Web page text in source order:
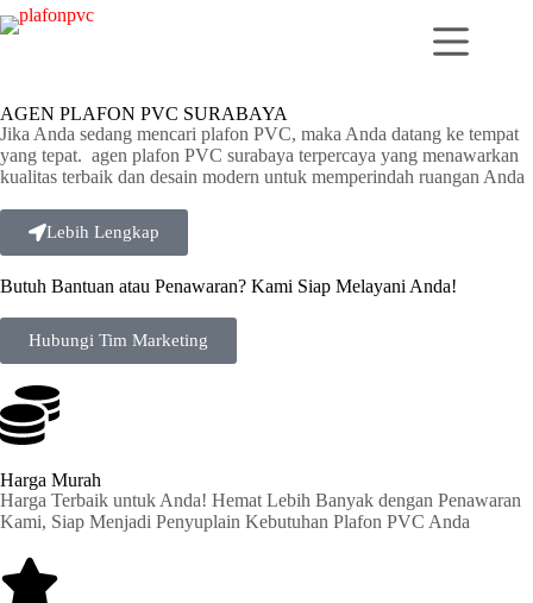
AGEN PLAFON PVC SURABAYA
Jika Anda sedang mencari plafon PVC, maka Anda datang ke tempat
yang tepat. agen plafon PVC surabaya terpercaya yang menawarkan
kualitas terbaik dan desain modern untuk memperindah ruangan Anda
Lebih Lengkap
Butuh Bantuan atau Penawaran? Kami Siap Melayani Anda!
Hubungi Tim Marketing
Harga Murah
Harga Terbaik untuk Anda! Hemat Lebih Banyak dengan Penawaran
Kami, Siap Menjadi Penyuplain Kebutuhan Plafon PVC Anda